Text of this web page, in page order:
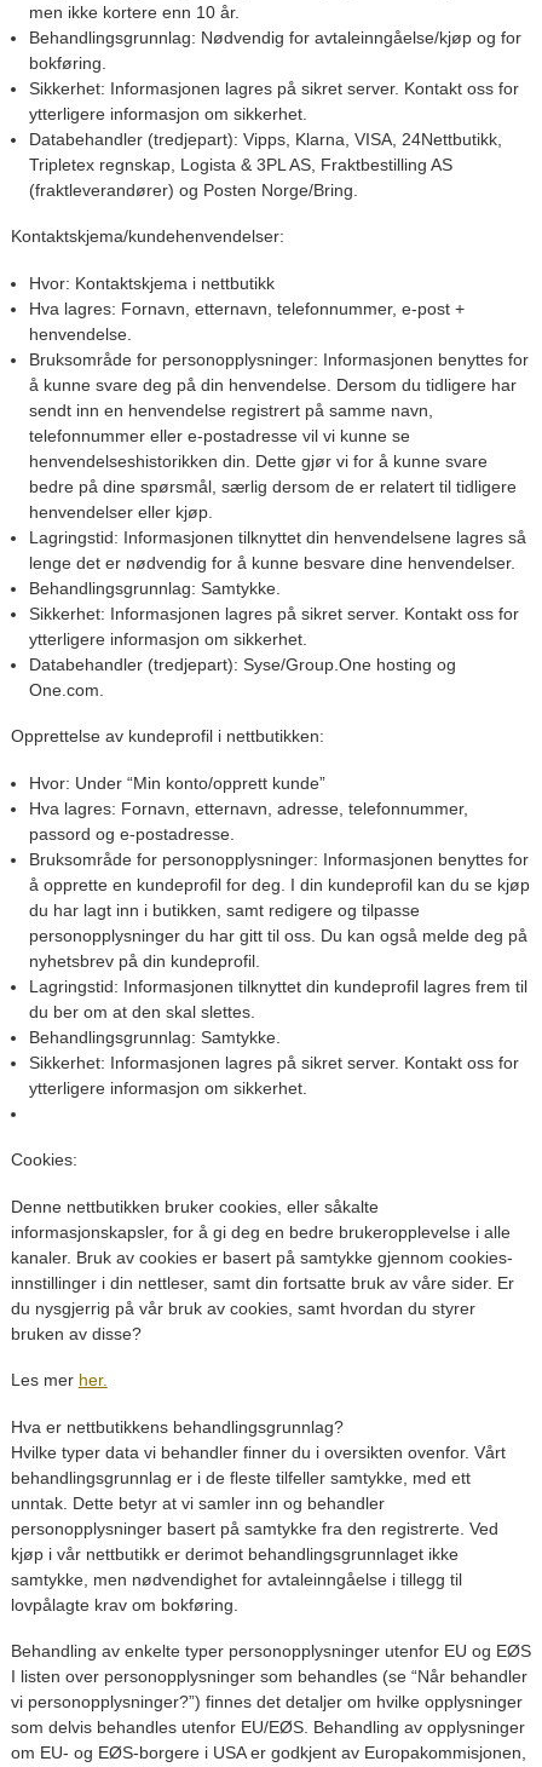
men ikke kortere enn 10 år.
Behandlingsgrunnlag: Nødvendig for avtaleinngåelse/kjøp og for
bokføring.
Sikkerhet: Informasjonen lagres på sikret server. Kontakt oss for
ytterligere informasjon om sikkerhet.
Databehandler (tredjepart): Vipps, Klarna, VISA, 24Nettbutikk,
Tripletex regnskap, Logista & 3PL AS, Fraktbestilling AS
(fraktleverandører) og Posten Norge/Bring.
Kontaktskjema/kundehenvendelser:
Hvor: Kontaktskjema i nettbutikk
Hva lagres: Fornavn, etternavn, telefonnummer, e-post +
henvendelse.
Bruksområde for personopplysninger: Informasjonen benyttes for
å kunne svare deg på din henvendelse. Dersom du tidligere har
sendt inn en henvendelse registrert på samme navn,
telefonnummer eller e-postadresse vil vi kunne se
henvendelseshistorikken din. Dette gjør vi for å kunne svare
bedre på dine spørsmål, særlig dersom de er relatert til tidligere
henvendelser eller kjøp.
Lagringstid: Informasjonen tilknyttet din henvendelsene lagres så
lenge det er nødvendig for å kunne besvare dine henvendelser.
Behandlingsgrunnlag: Samtykke.
Sikkerhet: Informasjonen lagres på sikret server. Kontakt oss for
ytterligere informasjon om sikkerhet.
Databehandler (tredjepart): Syse/Group.One hosting og
One.com.
Opprettelse av kundeprofil i nettbutikken:
Hvor: Under “Min konto/opprett kunde”
Hva lagres: Fornavn, etternavn, adresse, telefonnummer,
passord og e-postadresse.
Bruksområde for personopplysninger: Informasjonen benyttes for
å opprette en kundeprofil for deg. I din kundeprofil kan du se kjøp
du har lagt inn i butikken, samt redigere og tilpasse
personopplysninger du har gitt til oss. Du kan også melde deg på
nyhetsbrev på din kundeprofil.
Lagringstid: Informasjonen tilknyttet din kundeprofil lagres frem til
du ber om at den skal slettes.
Behandlingsgrunnlag: Samtykke.
Sikkerhet: Informasjonen lagres på sikret server. Kontakt oss for
ytterligere informasjon om sikkerhet.
Cookies:
Denne nettbutikken bruker cookies, eller såkalte
informasjonskapsler, for å gi deg en bedre brukeropplevelse i alle
kanaler. Bruk av cookies er basert på samtykke gjennom cookies-
innstillinger i din nettleser, samt din fortsatte bruk av våre sider. Er
du nysgjerrig på vår bruk av cookies, samt hvordan du styrer
bruken av disse?
Les mer her.
Hva er nettbutikkens behandlingsgrunnlag?
Hvilke typer data vi behandler finner du i oversikten ovenfor. Vårt
behandlingsgrunnlag er i de fleste tilfeller samtykke, med ett
unntak. Dette betyr at vi samler inn og behandler
personopplysninger basert på samtykke fra den registrerte. Ved
kjøp i vår nettbutikk er derimot behandlingsgrunnlaget ikke
samtykke, men nødvendighet for avtaleinngåelse i tillegg til
lovpålagte krav om bokføring.
Behandling av enkelte typer personopplysninger utenfor EU og EØS
I listen over personopplysninger som behandles (se “Når behandler
vi personopplysninger?”) finnes det detaljer om hvilke opplysninger
som delvis behandles utenfor EU/EØS. Behandling av opplysninger
om EU- og EØS-borgere i USA er godkjent av Europakommisjonen,